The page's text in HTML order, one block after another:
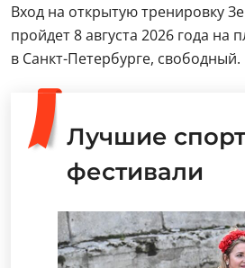
Вход на открытую тренировку
пройдет 8 августа 2026 года на
в Санкт-Петербурге, свободный.
Лучшие
фестивали